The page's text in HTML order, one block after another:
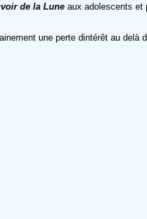
de la Lune aux adolescents et
une perte dintérêt au delà